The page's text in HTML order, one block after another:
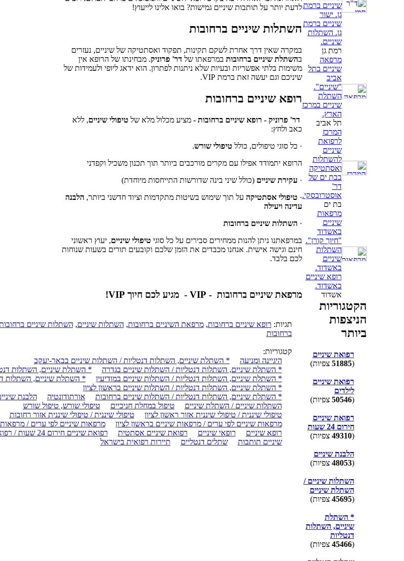
שיניים ברמת
גן. ישור
שיניים ברמת
גן. השתלות
שיניים.
רמת גן
מרפאה
שיניים בתל
אביב
"שיניים".
השתלת
שיניים במרכז
הארץ.
תל אביב
המרכז
לרפואת
שיניים
להשתלות
ואסתטיקה
בבת ים של
דר'
אוסטרובסקי.
בת ים
מרפאות
שיניים
באשדוד
"חיוך קורן".
השתלות
שיניים
באשדוד.
רופא שיניים
באשדוד.
אשדוד
הקטגוריות
הניצפות
ביותר
רפואת שיניים
(
51885 צפיות)
רפואת שיניים
לילדים
(
50546 צפיות)
רפואת שיניים
חירום 24 שעות
(
49310 צפיות)
הלבנת שיניים
(
48053 צפיות)
השתלות שיניים /
השתלת שיניים
(
45695 צפיות)
* השתלת
שיניים, השתלות
דנטליות
(
45466 צפיות)
לדעת יותר על תותבות שיניים גמישות? בואו אלינו לייעוץ!
השתלות שיניים ברחובות
במקרה שאין דרך אחרת לשקם תקינות, תפקוד ואסתטיקה של שיניים, נעזרים
בהשתלת שיניים ברחובות במרפאתו של דר' פרוניק. מבחינתו של הרופא אין
משימות בלתי אפשריות ובעיות שלא ניתנות לפתרון. הוא ידאג ליופי ולעמידות של
שיניכם וגם יעשה זאת ברמת VIP.
רופא שיניים ברחובות
דר' פרוניק - רופא שיניים ברחובות - מציע מכלול מלא של טיפולי שיניים, ללא
כאב ולחץ:
· כל סוגי טיפולים, כולל טיפולי שורש.
הרופא יתמודד אפילו עם מקרים מורכבים ביותר תוך תכנון משכיל וקפדני
· עקירת שיניים (כולל שיני בינה שדורשות התייחסות מיוחדת)
· טיפולי אסתטיקה על תוך שימוש בשיטות מתקדמות וציוד חדשני ביותר, הלבנה
עדינה ויעילה
· השתלות שיניים ברחובות
במרפאתנו ניתן להנות ממחירים סבירים על כל סוגי טיפולי שיניים, יעוץ ראשוני
חינם וגישה אישית. אנחנו מכבדים את הזמן שלכם וקובעים תורים בשעות שנוחות
לכם בלבד.
מרפאת שיניים ברחובות - VIP - מגיע לכם חיוך VIP!
תגיות: רופא שיניים ברחובות,מרפאת השיניים ברחובות, השתלות שיניים, השתלות שיניים
ברחובות
קטגוריות:
היגיינה ומניעה
* השתלת שיניים, השתלות דנטליות / השתלות שיניים בבאר-יעקב
* השתלת שיניים, השתלות דנטליות / השתלות שיניים בגדרה
* השתלת שיניים, השתלות
* השתלת שיניים, השתלות דנטליות / השתלות שיניים במודיעין
* השתלת שיניים, השתלות
* השתלת שיניים, השתלות דנטליות / השתלות שיניים בראשון לציון
* השתלת שיניים, השתלות דנטליות / השתלות שיניים ברחובות
אורתודונטיה הלבנת
השתלות שיניים / השתלת שיניים
טיפול במחלת חניכיים
טיפולי שורש, טיפול שורש
טיפולי שיננית / טיפולי שיננית אזור ראשון לציון
טיפולי שיננית / טיפולי שיננית אזור רחובות
מרפאות שיניים לפי ערים / מרפאות שיניים בראשון לציון
מרפאות שיניים לפי ערים / מרפאות
רופא שיניים
רופאי שיניים רפואת שיניים אסתטית
רפואת שיניים חירום 24 שעות / רפואת שיניים חירום ברחובות
שיניים תותבות
שתלים דנטליים תיירות רפואית בישראל